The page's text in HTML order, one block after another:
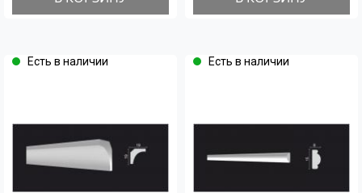
Есть в наличии Есть в наличии